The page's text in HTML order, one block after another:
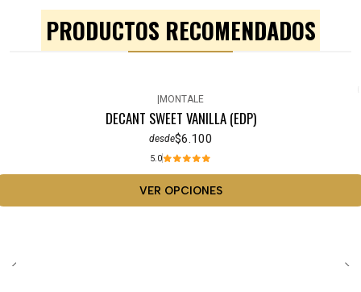
PRODUCTOS RECOMENDADOS
MONTALE
DECANT SWEET VANILLA (EDP)
desde$6.100
5.0
VER OPCIONES